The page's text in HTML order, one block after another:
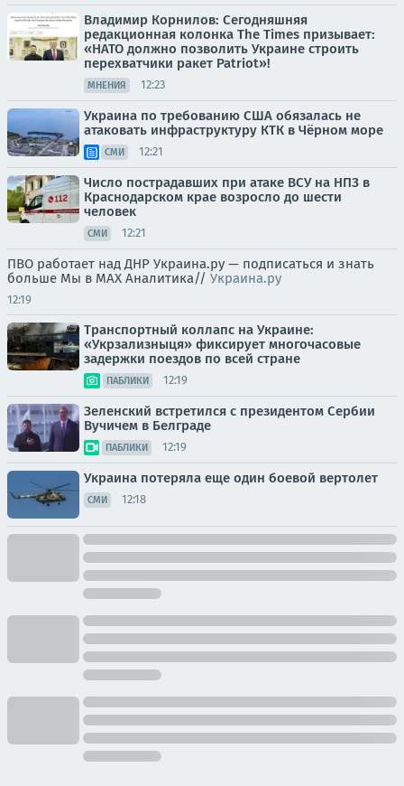
Владимир Корнилов: Сегодняшняя
редакционная колонка The Times призывает:
«НАТО должно позволить Украине строить
перехватчики ракет Patriot»!
МНЕНИЯ 12:23
Украина по требованию США обязалась не
атаковать инфраструктуру КТК в Чёрном море
СМИ 12:21
Число пострадавших при атаке ВСУ на НПЗ в
Краснодарском крае возросло до шести
человек
СМИ 12:21
ПВО работает над ДНР Украина.ру — подписаться и знать
больше Мы в MAX Аналитика// Украина.ру
12:19
Транспортный коллапс на Украине:
«Укрзализныця» фиксирует многочасовые
задержки поездов по всей стране
ПАБЛИКИ 12:19
Зеленский встретился с президентом Сербии
Вучичем в Белграде
ПАБЛИКИ 12:19
Украина потеряла еще один боевой вертолет
СМИ 12:18